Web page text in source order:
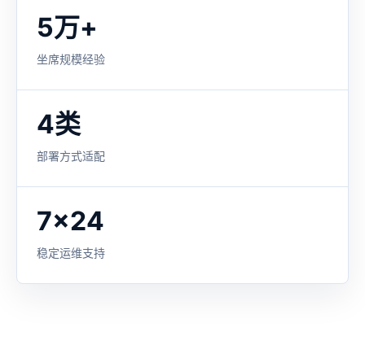
5万+
坐席规模经验
4类
部署方式适配
7x24
稳定运维支持